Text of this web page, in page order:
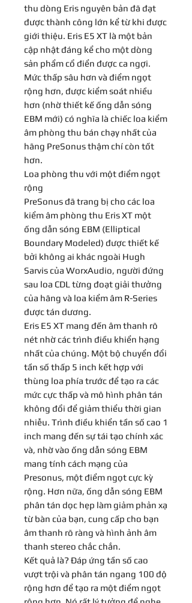
thu dòng Eris nguyên bản đã đạt
được thành công lớn kể từ khi được
giới thiệu. Eris E5 XT là một bản
cập nhật đáng kể cho một dòng
sản phẩm cổ điển được ca ngợi.
Mức thấp sâu hơn và điểm ngọt
rộng hơn, được kiểm soát nhiều
hơn (nhờ thiết kế ống dẫn sóng
EBM mới) có nghĩa là chiếc loa kiểm
âm phòng thu bán chạy nhất của
hãng PreSonus thậm chí còn tốt
hơn.
Loa phòng thu với một điểm ngọt
rộng
PreSonus đã trang bị cho các loa
kiểm âm phòng thu Eris XT một
ống dẫn sóng EBM (Elliptical
Boundary Modeled) được thiết kế
bởi không ai khác ngoài Hugh
Sarvis của WorxAudio, người đứng
sau loa CDL từng đoạt giải thưởng
của hãng và loa kiểm âm R-Series
được tán dương.
Eris E5 XT mang đến âm thanh rõ
nét nhờ các trình điều khiển hạng
nhất của chúng. Một bộ chuyển đổi
tần số thấp 5 inch kết hợp với
thùng loa phía trước để tạo ra các
mức cực thấp và mô hình phân tán
không đổi để giảm thiểu thời gian
nhiễu. Trình điều khiển tần số cao 1
inch mang đến sự tái tạo chính xác
và, nhờ vào ống dẫn sóng EBM
mang tính cách mạng của
Presonus, một điểm ngọt cực kỳ
rộng. Hơn nữa, ống dẫn sóng EBM
phân tán dọc hẹp làm giảm phản xạ
từ bàn của bạn, cung cấp cho bạn
âm thanh rõ ràng và hình ảnh âm
thanh stereo chắc chắn.
Kết quả là? Đáp ứng tần số cao
vượt trội và phân tán ngang 100 độ
rộng hơn để tạo ra một điểm ngọt